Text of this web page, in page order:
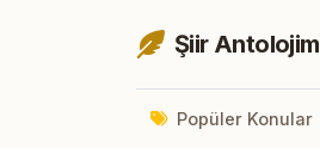
Şiir Antolojim
Popüler Konular